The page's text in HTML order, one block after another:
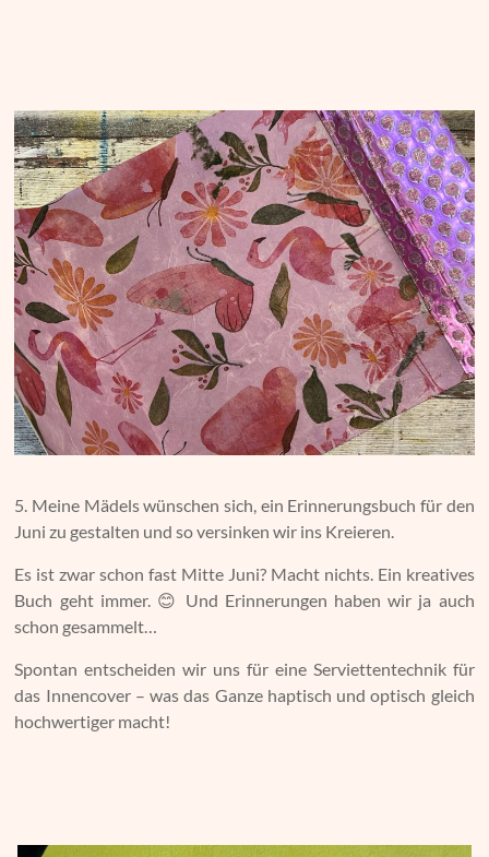
5. Meine Mädels wünschen sich, ein Erinnerungsbuch für den
Juni zu gestalten und so versinken wir ins Kreieren.
Es ist zwar schon fast Mitte Juni? Macht nichts. Ein kreatives
Buch geht immer. 😊 Und Erinnerungen haben wir ja auch
schon gesammelt…
Spontan entscheiden wir uns für eine Serviettentechnik für
das Innencover – was das Ganze haptisch und optisch gleich
hochwertiger macht!